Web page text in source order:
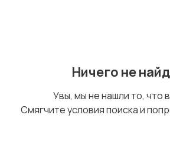
Ничего не
Увы, мы не нашли то, что
Смягчите условия поиска и